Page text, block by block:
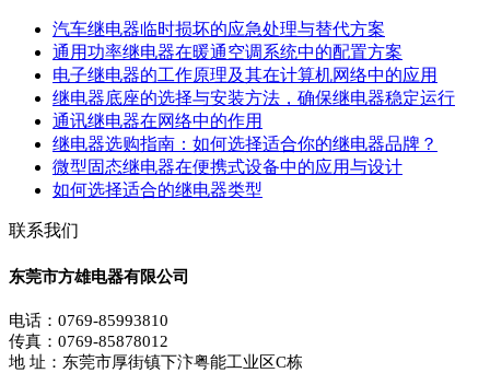
汽车继电器临时损坏的应急处理与替代方案
通用功率继电器在暖通空调系统中的配置方案
电子继电器的工作原理及其在计算机网络中的应用
继电器底座的选择与安装方法，确保继电器稳定运行
通讯继电器在网络中的作用
继电器选购指南：如何选择适合你的继电器品牌？
微型固态继电器在便携式设备中的应用与设计
如何选择适合的继电器类型
联系我们
东莞市方雄电器有限公司
电话：0769-85993810
传真：0769-85878012
地 址：东莞市厚街镇下汴粤能工业区C栋